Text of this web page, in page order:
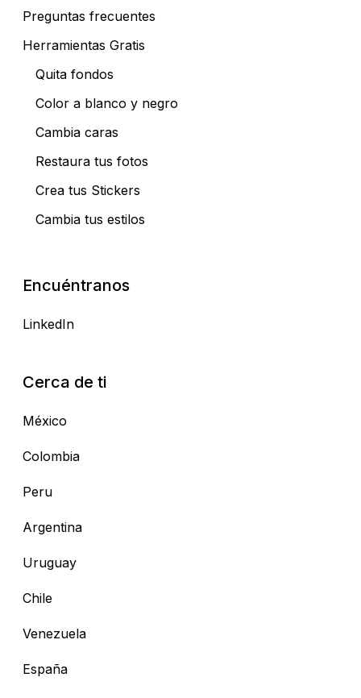
Preguntas frecuentes
Herramientas Gratis
Quita fondos
Color a blanco y negro
Cambia caras
Restaura tus fotos
Crea tus Stickers
Cambia tus estilos
Encuéntranos
LinkedIn
Cerca de ti
México
Colombia
Peru
Argentina
Uruguay
Chile
Venezuela
España